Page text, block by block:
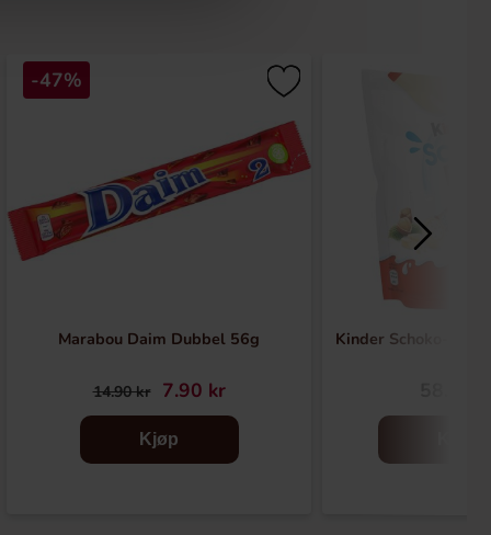
-47%
Marabou Daim Dubbel 56g
14.90 kr 7.90 kr
Kjøp
Kinder Schoko-